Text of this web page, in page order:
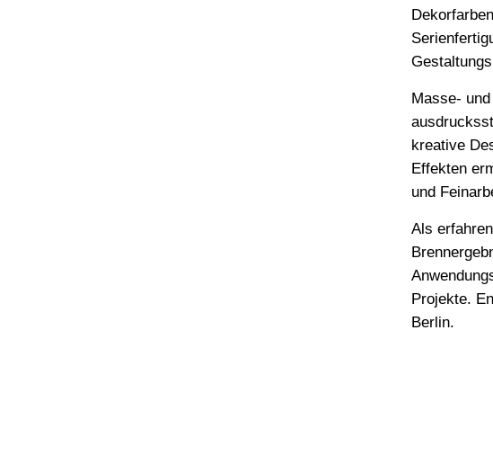
Masse-
kreative
Effekten
und
Als
Projekte.
Berlin.